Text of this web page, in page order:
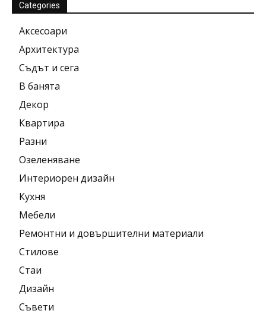
Categories
Аксесоари
Архитектура
Съдът и сега
В банята
Декор
Квартира
Разни
Озеленяване
Интериорен дизайн
Кухня
Мебели
Ремонтни и довършителни материали
Стилове
Стаи
Дизайн
Съвети